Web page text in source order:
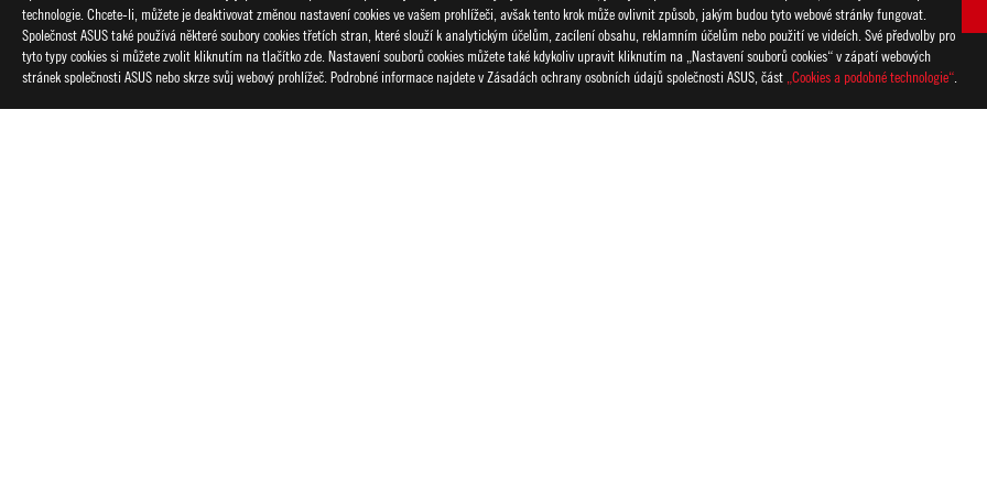
technologie. Chcete-li, můžete je deaktivovat změnou nastavení cookies ve vašem prohlížeči, avšak tento krok může ovlivnit způsob, jakým budou tyto webové stránky fungovat.
Společnost ASUS také používá některé soubory cookies třetích stran, které slouží k analytickým účelům, zacílení obsahu, reklamním účelům nebo použití ve videích. Své předvolby pro
tyto typy cookies si můžete zvolit kliknutím na tlačítko zde. Nastavení souborů cookies můžete také kdykoliv upravit kliknutím na „Nastavení souborů cookies“ v zápatí webových
stránek společnosti ASUS nebo skrze svůj webový prohlížeč. Podrobné informace najdete v Zásadách ochrany osobních údajů společnosti ASUS, část „Cookies a podobné technologie“
Disclaimer
Výrazy HDMI, HDMI High-Definition Multimedia Interface, vizuální podoba HDMI a loga HDMI jsou ochranné známky nebo